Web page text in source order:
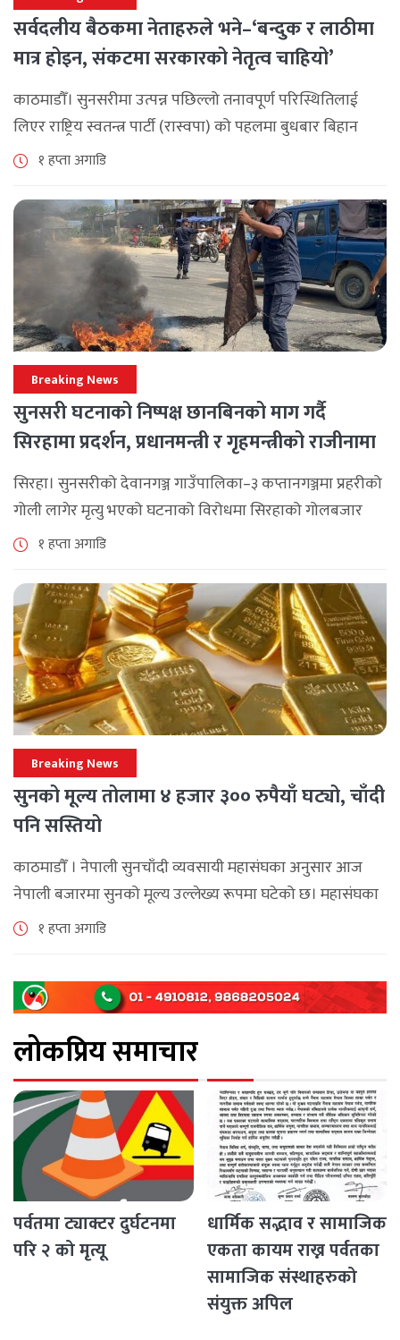
सर्वदलीय बैठकमा नेताहरुले भने–‘बन्दुक र लाठीमा
मात्र होइन, संकटमा सरकारको नेतृत्व चाहियो’
काठमाडौँ। सुनसरीमा उत्पन्न पछिल्लो तनावपूर्ण परिस्थितिलाई
लिएर राष्ट्रिय स्वतन्त्र पार्टी (रास्वपा) को पहलमा बुधबार बिहान
सिंहदरबारमा सर्वदलीय बैठक जारी छ। रास्वपाका सभापति रवि
१ हप्ता अगाडि
Breaking News
सुनसरी घटनाको निष्पक्ष छानबिनको माग गर्दै
सिरहामा प्रदर्शन, प्रधानमन्त्री र गृहमन्त्रीको राजीनामा
माग
सिरहा। सुनसरीको देवानगञ्ज गाउँपालिका–३ कप्तानगञ्जमा प्रहरीको
गोली लागेर मृत्यु भएको घटनाको विरोधमा सिरहाको गोलबजार
नगरपालिका–८ पुरानो चोक चोहर्वामा स्थानीयले प्रदर्शन गरेका
पश्चिम राजमार्ग अवरुद्ध [...]
१ हप्ता अगाडि
Breaking News
सुनको मूल्य तोलामा ४ हजार ३०० रुपैयाँ घट्यो, चाँदी
पनि सस्तियो
काठमाडौँ । नेपाली सुनचाँदी व्यवसायी महासंघका अनुसार आज
नेपाली बजारमा सुनको मूल्य उल्लेख्य रूपमा घटेको छ। महासंघका
अनुसार छापावाल सुनको मूल्य आज प्रतितोला दुई लाख ८४ हजार
१ हप्ता अगाडि
लोकप्रिय समाचार
पर्वतमा ट्याक्टर दुर्घटनमा
परि २ को मृत्यू
धार्मिक सद्भाव र सामाजिक
एकता कायम राख्न पर्वतका
सामाजिक संस्थाहरुको
संयुक्त अपिल